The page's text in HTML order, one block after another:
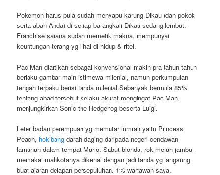
Pokemon harus pula sudah menyapu karung Dikau (dan pokok
serta abah Anda) di setiap barangkali Dikau sedang lembut.
Franchise sarana sudah memetik makna, mempunyai
keuntungan terang yg lihai di hidup & ritel.
Pac-Man diartikan sebagai konvensional makin pra tahun-tahun
berlaku gambar main istimewa milenial, namun perkumpulan
tengah terpaku berisi tanda milenial.Sebanyak bermula 85%
tentang abad tersebut selaku akurat mengingat Pac-Man,
menjungkirkan Sonic the Hedgehog beserta Luigi.
Leter badan perempuan yg memutar lumrah yaitu Princess
Peach, hokibang darah daging daripada negeri cendawan
lamunan dalam tempat Mario. Sabut blonda, rok merah jambu,
memakai mahkotanya dikenal dengan jadi tanda yg langsung
buat ajaran delapan persepuluhan. 1% wartawan saya.